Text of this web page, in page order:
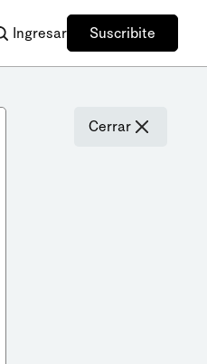
Ingresar Suscribite
Cerrar